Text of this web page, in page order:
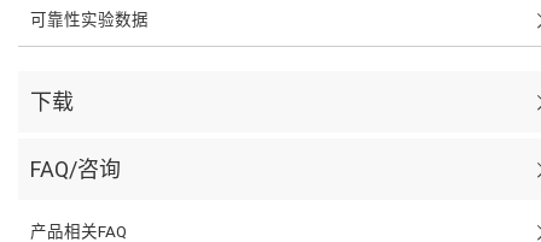
可靠性实验数据
下载
FAQ/咨询
产品相关FAQ